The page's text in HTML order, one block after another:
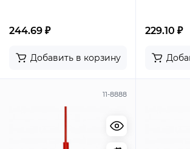
244.69 ₽
Добавить в корзину
229.10 ₽
11-8888